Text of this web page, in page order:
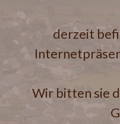
derzeit
Wir bitten sie